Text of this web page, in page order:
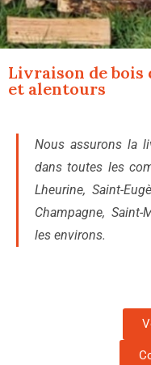
Livraison de bois
et alentours
Nous assurons la
dans toutes les
Lheurine, Saint-
Champagne, Saint-
les environs.